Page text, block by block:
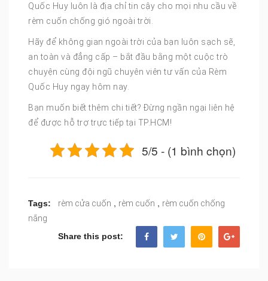
Quốc Huy luôn là địa chỉ tin cậy cho mọi nhu cầu về
rèm cuốn chống gió ngoài trời.
Hãy để không gian ngoài trời của bạn luôn sạch sẽ,
an toàn và đẳng cấp – bắt đầu bằng một cuộc trò
chuyện cùng đội ngũ chuyên viên tư vấn của Rèm
Quốc Huy ngay hôm nay.
Bạn muốn biết thêm chi tiết? Đừng ngần ngại liên hệ
để được hỗ trợ trực tiếp tại TP.HCM!
5/5 - (1 bình chọn)
Tags: rèm cửa cuốn , rèm cuốn , rèm cuốn chống
nắng
Share this post: